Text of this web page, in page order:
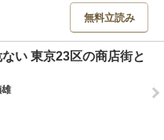
無料立読み
い 東京23区の商店街と